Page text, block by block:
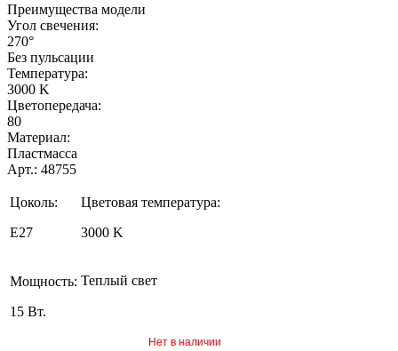
Преимущества модели
Угол свечения:
270°
Без пульсации
Температура:
3000 K
Цветопередача:
80
Материал:
Пластмасса
Арт.: 48755
Цоколь:
E27
Цветовая температура:
3000 K
Мощность:
15 Вт.
Теплый свет
Нет в наличии